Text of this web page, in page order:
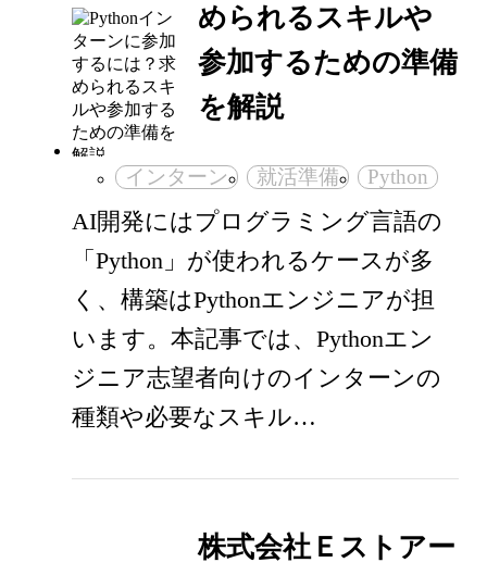
められるスキルや
参加するための準備
を解説
インターン 就活準備 Python
AI開発にはプログラミング言語の
「Python」が使われるケースが多
く、構築はPythonエンジニアが担
います。本記事では、Pythonエン
ジニア志望者向けのインターンの
種類や必要なスキル…
株式会社Ｅストアー